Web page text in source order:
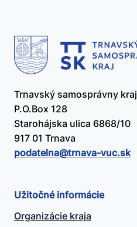
Trnavský samosprávny kraj
P.O.Box 128
Starohájska ulica 6868/10
917 01 Trnava
podatelna@​trnava-vuc.sk
Užitočné informácie
Organizácie kraja